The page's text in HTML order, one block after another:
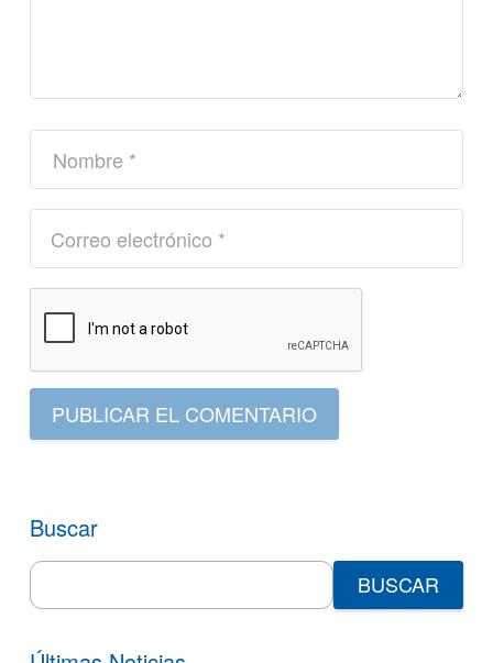
PUBLICAR EL COMENTARIO
Buscar
Search
for: